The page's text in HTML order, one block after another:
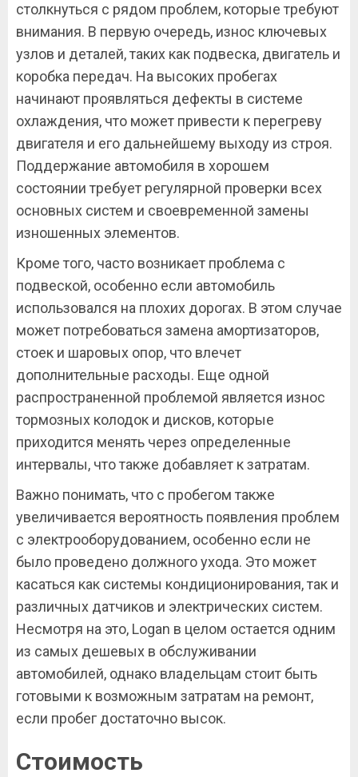
столкнуться с рядом проблем, которые требуют
внимания. В первую очередь, износ ключевых
узлов и деталей, таких как подвеска, двигатель и
коробка передач. На высоких пробегах
начинают проявляться дефекты в системе
охлаждения, что может привести к перегреву
двигателя и его дальнейшему выходу из строя.
Поддержание автомобиля в хорошем
состоянии требует регулярной проверки всех
основных систем и своевременной замены
изношенных элементов.
Кроме того, часто возникает проблема с
подвеской, особенно если автомобиль
использовался на плохих дорогах. В этом случае
может потребоваться замена амортизаторов,
стоек и шаровых опор, что влечет
дополнительные расходы. Еще одной
распространенной проблемой является износ
тормозных колодок и дисков, которые
приходится менять через определенные
интервалы, что также добавляет к затратам.
Важно понимать, что с пробегом также
увеличивается вероятность появления проблем
с электрооборудованием, особенно если не
было проведено должного ухода. Это может
касаться как системы кондиционирования, так и
различных датчиков и электрических систем.
Несмотря на это, Logan в целом остается одним
из самых дешевых в обслуживании
автомобилей, однако владельцам стоит быть
готовыми к возможным затратам на ремонт,
если пробег достаточно высок.
Стоимость